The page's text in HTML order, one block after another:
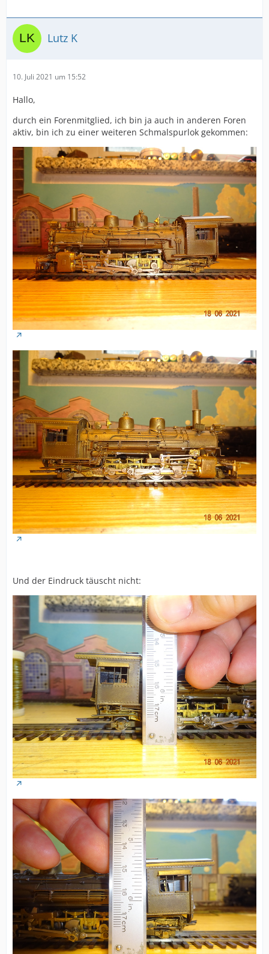
Lutz K
10. Juli 2021 um 15:52
Hallo,
durch ein Forenmitglied, ich bin ja auch in anderen Foren
aktiv, bin ich zu einer weiteren Schmalspurlok gekommen:
Und der Eindruck täuscht nicht: